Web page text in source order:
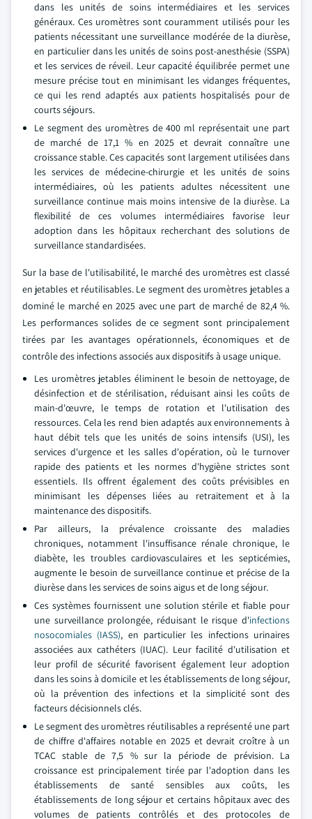
dans les unités de soins intermédiaires et les services
généraux. Ces uromètres sont couramment utilisés pour les
patients nécessitant une surveillance modérée de la diurèse,
en particulier dans les unités de soins post-anesthésie (SSPA)
et les services de réveil. Leur capacité équilibrée permet une
mesure précise tout en minimisant les vidanges fréquentes,
ce qui les rend adaptés aux patients hospitalisés pour de
courts séjours.
Le segment des uromètres de 400 ml représentait une part
de marché de 17,1 % en 2025 et devrait connaître une
croissance stable. Ces capacités sont largement utilisées dans
les services de médecine-chirurgie et les unités de soins
intermédiaires, où les patients adultes nécessitent une
surveillance continue mais moins intensive de la diurèse. La
flexibilité de ces volumes intermédiaires favorise leur
adoption dans les hôpitaux recherchant des solutions de
surveillance standardisées.
Sur la base de l'utilisabilité, le marché des uromètres est classé
en jetables et réutilisables. Le segment des uromètres jetables a
dominé le marché en 2025 avec une part de marché de 82,4 %.
Les performances solides de ce segment sont principalement
tirées par les avantages opérationnels, économiques et de
contrôle des infections associés aux dispositifs à usage unique.
Les uromètres jetables éliminent le besoin de nettoyage, de
désinfection et de stérilisation, réduisant ainsi les coûts de
main-d'œuvre, le temps de rotation et l'utilisation des
ressources. Cela les rend bien adaptés aux environnements à
haut débit tels que les unités de soins intensifs (USI), les
services d'urgence et les salles d'opération, où le turnover
rapide des patients et les normes d'hygiène strictes sont
essentiels. Ils offrent également des coûts prévisibles en
minimisant les dépenses liées au retraitement et à la
maintenance des dispositifs.
Par ailleurs, la prévalence croissante des maladies
chroniques, notamment l'insuffisance rénale chronique, le
diabète, les troubles cardiovasculaires et les septicémies,
augmente le besoin de surveillance continue et précise de la
diurèse dans les services de soins aigus et de long séjour.
Ces systèmes fournissent une solution stérile et fiable pour
une surveillance prolongée, réduisant le risque d'infections
nosocomiales (IASS), en particulier les infections urinaires
associées aux cathéters (IUAC). Leur facilité d'utilisation et
leur profil de sécurité favorisent également leur adoption
dans les soins à domicile et les établissements de long séjour,
où la prévention des infections et la simplicité sont des
facteurs décisionnels clés.
Le segment des uromètres réutilisables a représenté une part
de chiffre d'affaires notable en 2025 et devrait croître à un
TCAC stable de 7,5 % sur la période de prévision. La
croissance est principalement tirée par l'adoption dans les
établissements de santé sensibles aux coûts, les
établissements de long séjour et certains hôpitaux avec des
volumes de patients contrôlés et des protocoles de